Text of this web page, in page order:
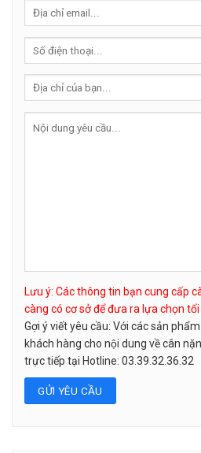
Lưu ý: Các thông tin bạn cung cấp
càng có cơ sở để đưa ra lựa chọn tối
Gợi ý viết yêu cầu: Với các sản
khách hàng cho nội dung về cân
trực tiếp tại Hotline: 03.39.32.36.32